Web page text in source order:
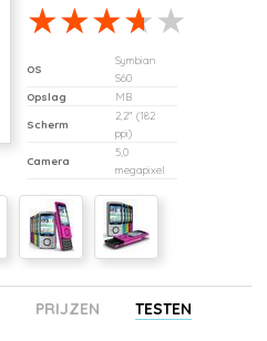
OS
Symbian
S60
Opslag
MB
Scherm
2,2" (182
ppi)
Camera
5,0
megapixel
PRIJZEN TESTEN